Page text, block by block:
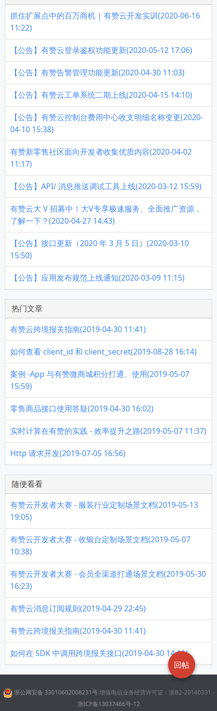
抓住扩展点中的百万商机 | 有赞云开发实训(2020-06-16
11:22)
【公告】有赞云登录鉴权功能更新(2020-05-12 17:06)
【公告】有赞告警管理功能更新(2020-04-30 11:03)
【公告】有赞云工单系统二期上线(2020-04-15 14:10)
【公告】有赞云控制台费用中心收支明细名称变更(2020-
04-10 15:38)
有赞新零售社区面向开发者收集优质内容(2020-04-02
11:17)
【公告】API/ 消息推送调试工具上线(2020-03-12 15:59)
有赞云大 V 招募中！大V专享极速服务、全面推广资源，
了解一下？(2020-04-27 14:43)
【公告】接口更新（2020 年 3 月 5 日）(2020-03-10
15:50)
【公告】应用发布规范上线通知(2020-03-09 11:15)
热门文章
有赞云跨境报关指南(2019-04-30 11:41)
如何查看 client_id 和 client_secret(2019-08-28 16:14)
案例 -App 与有赞微商城积分打通、使用(2019-05-07
15:59)
零售商品接口使用答疑(2019-04-30 16:02)
实时计算在有赞的实践 - 效率提升之路(2019-05-07 11:37)
Http 请求开发(2019-07-05 16:56)
随便看看
有赞云开发者大赛 - 服装行业定制场景文档(2019-05-13
19:05)
有赞云开发者大赛 - 收银台定制场景文档(2019-05-07
10:38)
有赞云开发者大赛 - 会员全渠道打通场景文档(2019-05-30
16:23)
有赞云消息订阅规则(2019-04-29 22:45)
有赞云跨境报关指南(2019-04-30 11:41)
如何在 SDK 中调用跨境报关接口(2019-04-30 14:11)
浙公网安备 33010602008231号增值电信业务经营许可证：浙B2-20140331 -
浙ICP备13037466号-12
回帖